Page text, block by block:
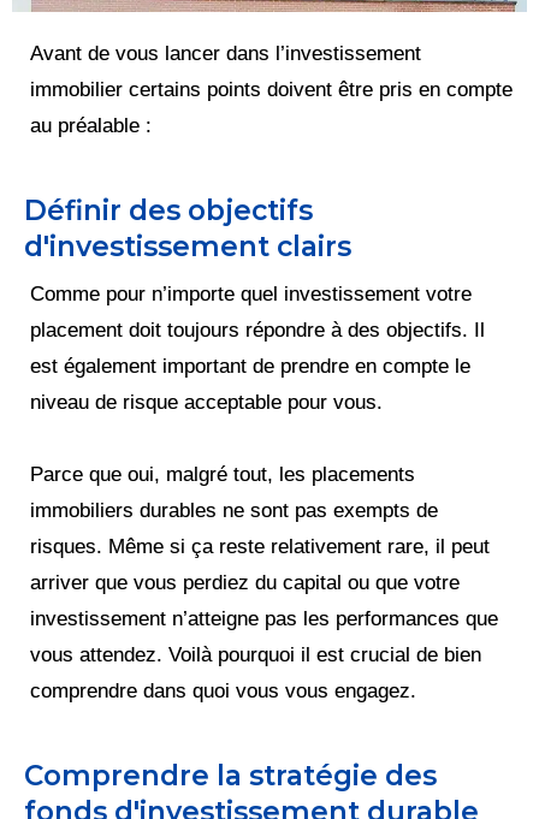
Avant de vous lancer dans l’investissement
immobilier certains points doivent être pris en compte
au préalable :
Définir des objectifs
d'investissement clairs
Comme pour n’importe quel investissement votre
placement doit toujours répondre à des objectifs. Il
est également important de prendre en compte le
niveau de risque acceptable pour vous.
Parce que oui, malgré tout, les placements
immobiliers durables ne sont pas exempts de
risques. Même si ça reste relativement rare, il peut
arriver que vous perdiez du capital ou que votre
investissement n’atteigne pas les performances que
vous attendez. Voilà pourquoi il est crucial de bien
comprendre dans quoi vous vous engagez.
Comprendre la stratégie des
fonds d'investissement durable